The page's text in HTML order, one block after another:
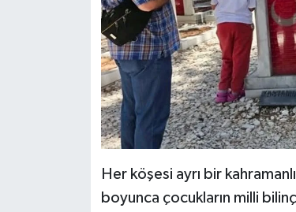
Her köşesi ayrı bir
boyunca çocukların milli